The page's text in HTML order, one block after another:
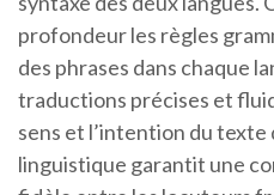
profondeur les règles
des phrases dans chaque
traductions précises et
sens et l’intention du
linguistique garantit une